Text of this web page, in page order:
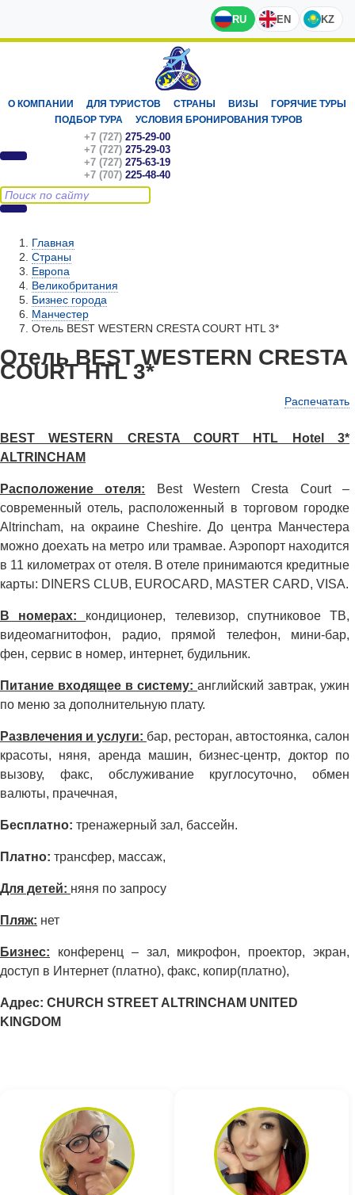
RU EN KZ
О КОМПАНИИ ДЛЯ ТУРИСТОВ СТРАНЫ ВИЗЫ
ГОРЯЧИЕ ТУРЫ
ПОДБОР ТУРА
УСЛОВИЯ БРОНИРОВАНИЯ ТУРОВ
+7 (727) 275-29-00
+7 (727) 275-29-03
+7 (727) 275-63-19
+7 (707) 225-48-40
Главная
Страны
Европа
Великобритания
Бизнес города
Манчестер
Отель BEST WESTERN CRESTA COURT HTL 3*
Отель BEST WESTERN CRESTA
COURT HTL 3*
Распечатать
BEST WESTERN CRESTA COURT HTL Hotel 3*
ALTRINCHAM
Расположение отеля: Best Western Cresta Court –
современный отель, расположенный в торговом городке
Altrincham, на окраине Cheshire. До центра Манчестера
можно доехать на метро или трамвае. Аэропорт находится
в 11 километрах от отеля. В отеле принимаются кредитные
карты: DINERS CLUB, EUROCARD, MASTER CARD, VISA.
В номерах: кондиционер, телевизор, спутниковое ТВ,
видеомагнитофон, радио, прямой телефон, мини-бар,
фен, сервис в номер, интернет, будильник.
Питание входящее в систему: английский завтрак, ужин
по меню за дополнительную плату.
Развлечения и услуги: бар, ресторан, автостоянка, салон
красоты, няня, аренда машин, бизнес-центр, доктор по
вызову, факс, обслуживание круглосуточно, обмен
валюты, прачечная,
Бесплатно: тренажерный зал, бассейн.
Платно: трансфер, массаж,
Для детей: няня по запросу
Пляж: нет
Бизнес: конференц – зал, микрофон, проектор, экран,
доступ в Интернет (платно), факс, копир(платно),
Адрес: CHURCH STREET ALTRINCHAM UNITED
KINGDOM